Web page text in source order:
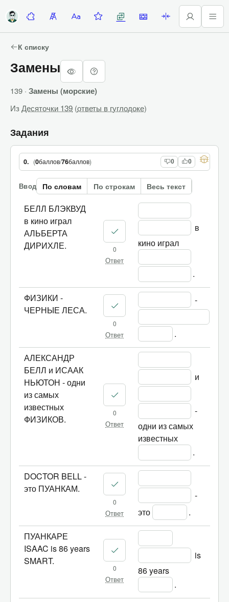
ДесяточкиЛесенкаАлфавиткаЗадание недели
ЗаменыСтеныПалиндромы
К списку
Замены
139 · Замены (морские)
ИзДесяточки 139 (ответы в гуглодоке)
Задания
0. (0баллов/76баллов) 0 0
Ввод По словам По строкам Весь текст
БЕЛЛ БЛЭКВУД
в кино играл
АЛЬБЕРТА
ДИРИХЛЕ.
0
Ответ
в
кино играл
.
ФИЗИКИ -
ЧЕРНЫЕ ЛЕСА.
0
Ответ
-
.
АЛЕКСАНДР
БЕЛЛ и ИСААК
НЬЮТОН - одни
из самых
известных
ФИЗИКОВ.
0
Ответ
и
-
одни из самых
известных
.
DOCTOR BELL -
это ПУАНКАМ.
0
Ответ
-
это
.
ПУАНКАРЕ
ISAAC is 86 years
SMART.
0
Ответ
is
86 years
.